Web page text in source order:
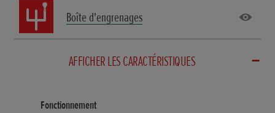
Boîte d'engrenages
AFFICHER LES CARACTÉRISTIQUES
Fonctionnement